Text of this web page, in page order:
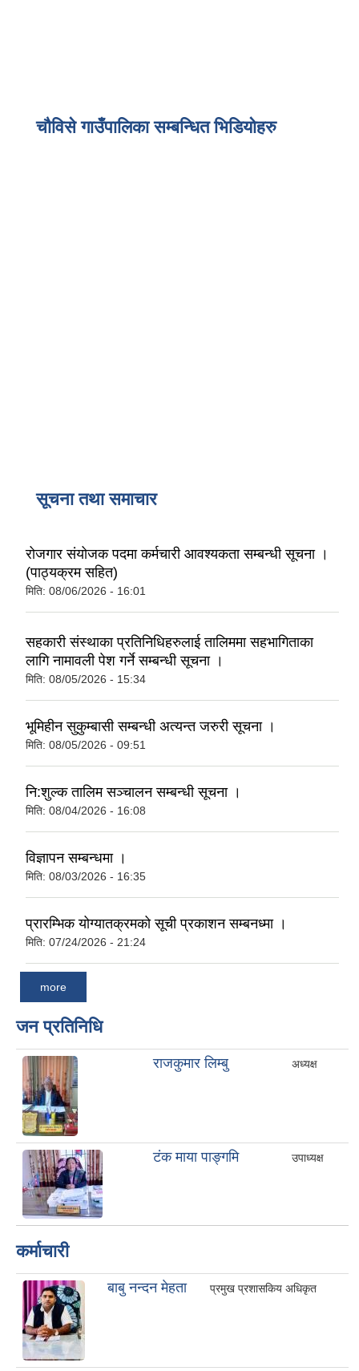
चौविसे गाउँपालिका सम्बन्धित भिडियोहरु
सूचना तथा समाचार
रोजगार संयोजक पदमा कर्मचारी आवश्यकता सम्बन्धी सूचना ।
(पाठ्यक्रम सहित)
मिति: 08/06/2026 - 16:01
सहकारी संस्थाका प्रतिनिधिहरुलाई तालिममा सहभागिताका
लागि नामावली पेश गर्ने सम्बन्धी सूचना ।
मिति: 08/05/2026 - 15:34
भूमिहीन सुकुम्बासी सम्बन्धी अत्यन्त जरुरी सूचना ।
मिति: 08/05/2026 - 09:51
नि:शुल्क तालिम सञ्चालन सम्बन्धी सूचना ।
मिति: 08/04/2026 - 16:08
विज्ञापन सम्बन्धमा ।
मिति: 08/03/2026 - 16:35
प्रारम्भिक योग्यातक्रमको सूची प्रकाशन सम्बनध्मा ।
मिति: 07/24/2026 - 21:24
more
जन प्रतिनिधि
राजकुमार लिम्बु अध्यक्ष
टंक माया पाङ्गमि उपाध्यक्ष
कर्माचारी
बाबु नन्दन मेहता प्रमुख प्रशासकिय अधिकृत